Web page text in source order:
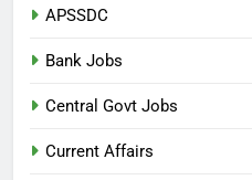
APSSDC
Bank Jobs
Central Govt Jobs
Current Affairs